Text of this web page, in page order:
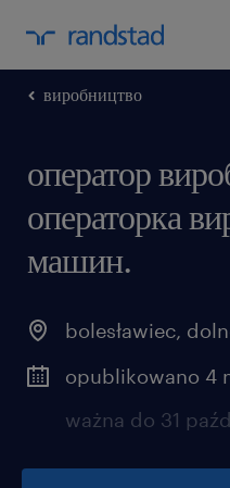
виробництво
оператор
операторка
машин.
bolesławiec,
opublikowano 4
ważna do 31